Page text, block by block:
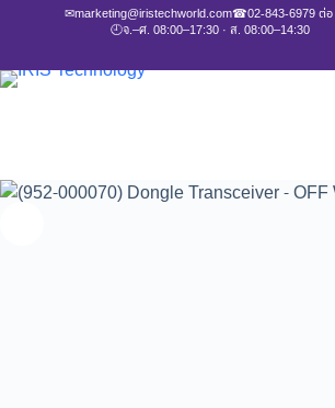
✉marketing@iristechworld.com☎02-843-6979 ต่
🕘จ.–ศ. 08:00–17:30 · ส. 08:00–14:30